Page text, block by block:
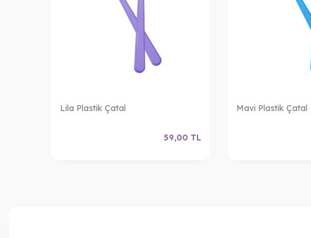
Lila Plastik Çatal
59,00 TL
Mavi Plastik Çatal